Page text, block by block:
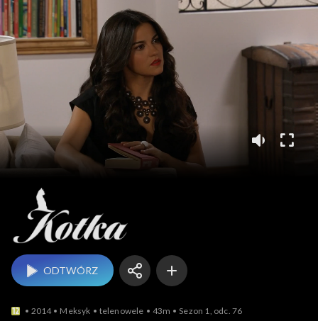
Kotka
ODTWÓRZ
2014 Meksyk telenowele 43m Sezon 1, odc. 76